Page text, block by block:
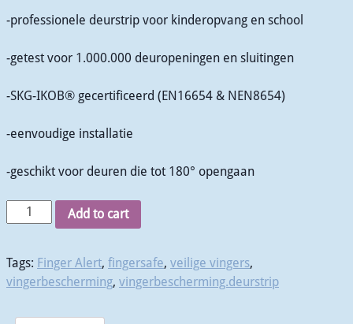
-professionele deurstrip voor kinderopvang en school
-getest voor 1.000.000 deuropeningen en sluitingen
-SKG-IKOB® gecertificeerd (EN16654 & NEN8654)
-eenvoudige installatie
-geschikt voor deuren die tot 180° opengaan
Add to cart
Tags: Finger Alert, fingersafe, veilige vingers,
vingerbescherming, vingerbescherming.deurstrip